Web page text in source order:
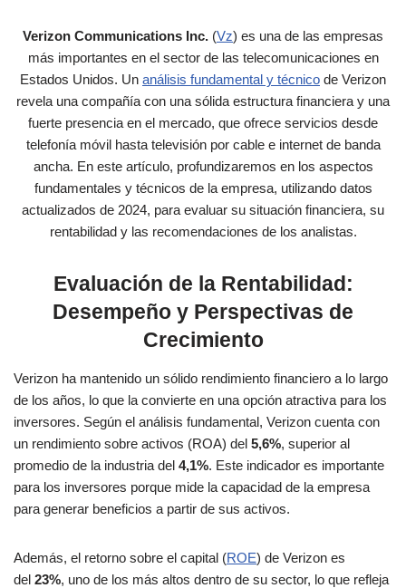
Verizon Communications Inc. (Vz) es una de las empresas
más importantes en el sector de las telecomunicaciones en
Estados Unidos. Un análisis fundamental y técnico de Verizon
revela una compañía con una sólida estructura financiera y una
fuerte presencia en el mercado, que ofrece servicios desde
telefonía móvil hasta televisión por cable e internet de banda
ancha. En este artículo, profundizaremos en los aspectos
fundamentales y técnicos de la empresa, utilizando datos
actualizados de 2024, para evaluar su situación financiera, su
rentabilidad y las recomendaciones de los analistas.
Evaluación de la Rentabilidad:
Desempeño y Perspectivas de
Crecimiento
Verizon ha mantenido un sólido rendimiento financiero a lo largo
de los años, lo que la convierte en una opción atractiva para los
inversores. Según el análisis fundamental, Verizon cuenta con
un rendimiento sobre activos (ROA) del 5,6%, superior al
promedio de la industria del 4,1%. Este indicador es importante
para los inversores porque mide la capacidad de la empresa
para generar beneficios a partir de sus activos​.
Además, el retorno sobre el capital (ROE) de Verizon es
del 23%, uno de los más altos dentro de su sector, lo que refleja